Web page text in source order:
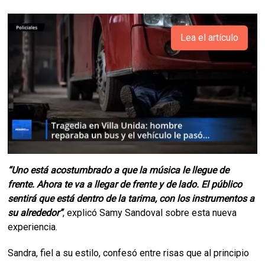
Lea el artículo
“Uno está acostumbrado a que la música le llegue de
frente. Ahora te va a llegar de frente y de lado. El público
sentirá que está dentro de la tarima, con los instrumentos a
su alrededor”, explicó Samy Sandoval sobre esta nueva
experiencia.
Sandra, fiel a su estilo, confesó entre risas que al principio